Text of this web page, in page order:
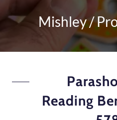
Mishley /
Reading